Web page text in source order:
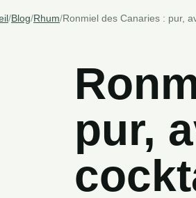
/Blog/Rhum/Ronmiel des Canaries : pur,
pur,